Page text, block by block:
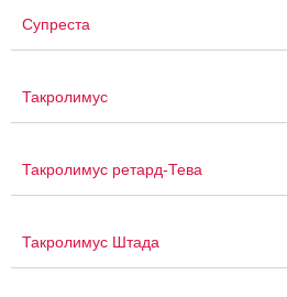
Супреста
Такролимус
Такролимус ретард-Тева
Такролимус Штада